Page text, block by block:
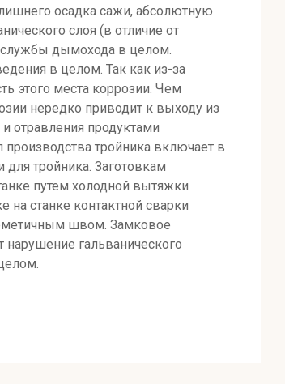
осадка сажи, абсолютную
слоя (в отличие от
службы дымохода в целом.
в целом. Так как из-за
этого места коррозии. Чем
нередко приводит к выходу из
отравления продуктами
тройника включает в
для тройника. Заготовкам
путем холодной вытяжки
на станке контактной сварки
швом. Замковое
гальванического